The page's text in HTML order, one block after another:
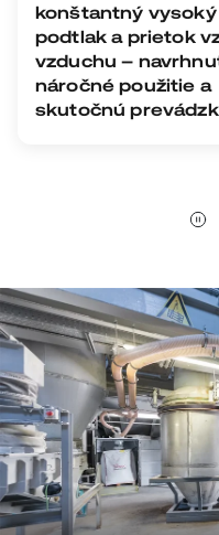
konštantný vysoký
podtlak a prietok
vzduchu –
náročné použitie a
skutočnú